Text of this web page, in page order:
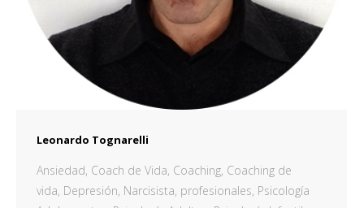
Leonardo Tognarelli
Ansiedad, Coach de Vida, Coaching, Coaching de
vida, Depresión, Narcisista, profesionales, Psicología